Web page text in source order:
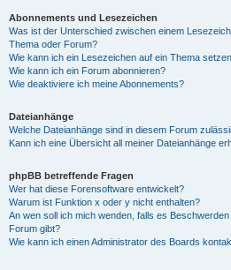
Abonnements und Lesezeichen
Was ist der Unterschied zwischen einem
Thema oder Forum?
Wie kann ich ein Lesezeichen auf ein Thema
Wie kann ich ein Forum abonnieren?
Wie deaktiviere ich meine Abonnements?
Dateianhänge
Welche Dateianhänge sind in diesem Forum
Kann ich eine Übersicht all meiner Dateianhänge
phpBB betreffende Fragen
Wer hat diese Forensoftware entwickelt?
Warum ist Funktion x oder y nicht enthalten?
An wen soll ich mich wenden, falls es
Forum gibt?
Wie kann ich einen Administrator des Boards